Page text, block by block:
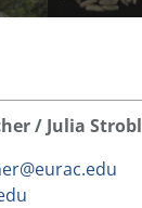
/ Julia Strobl